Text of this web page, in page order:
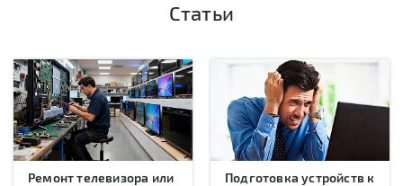
Статьи
Ремонт телевизора или
Подготовка устройств к